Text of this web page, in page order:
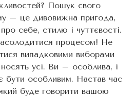
Пошук свого
– це дивовижна пригода,
себе, стилю і чуттєвості.
процесом! Не
випадковими виборами
усі. Ви – особлива, і
особливим. Настав час
буде говорити вашою